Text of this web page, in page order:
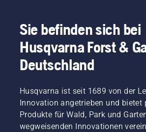
Sie befinden sich bei
Husqvarna Forst &
Deutschland
Husqvarna ist seit 1689 von der
Innovation angetrieben und bietet
Produkte für Wald, Park und
wegweisenden Innovationen